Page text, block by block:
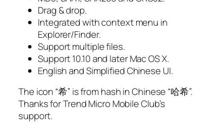
Drag & drop.
Integrated with context menu in
Explorer/Finder.
Support multiple files.
Support 10.10 and later Mac OS X.
English and Simplified Chinese UI.
The icon “希” is from hash in Chinese “哈希”.
Thanks for Trend Micro Mobile Club’s
support.